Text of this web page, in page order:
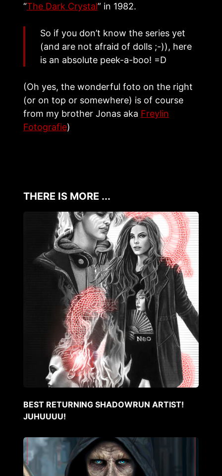
“The Dark Crystal” in 1982.
So if you don’t know the series yet
(and are not afraid of dolls ;-)), here
is an absolute peek-a-boo! =D
(Oh yes, the wonderful foto on the right
(or on top or somewhere) is of course
from my brother Jonas aka Freylin
Fotografie)
THERE IS MORE ...
BEST RETURNING SHADOWRUN ARTIST!
JUHUUUU!